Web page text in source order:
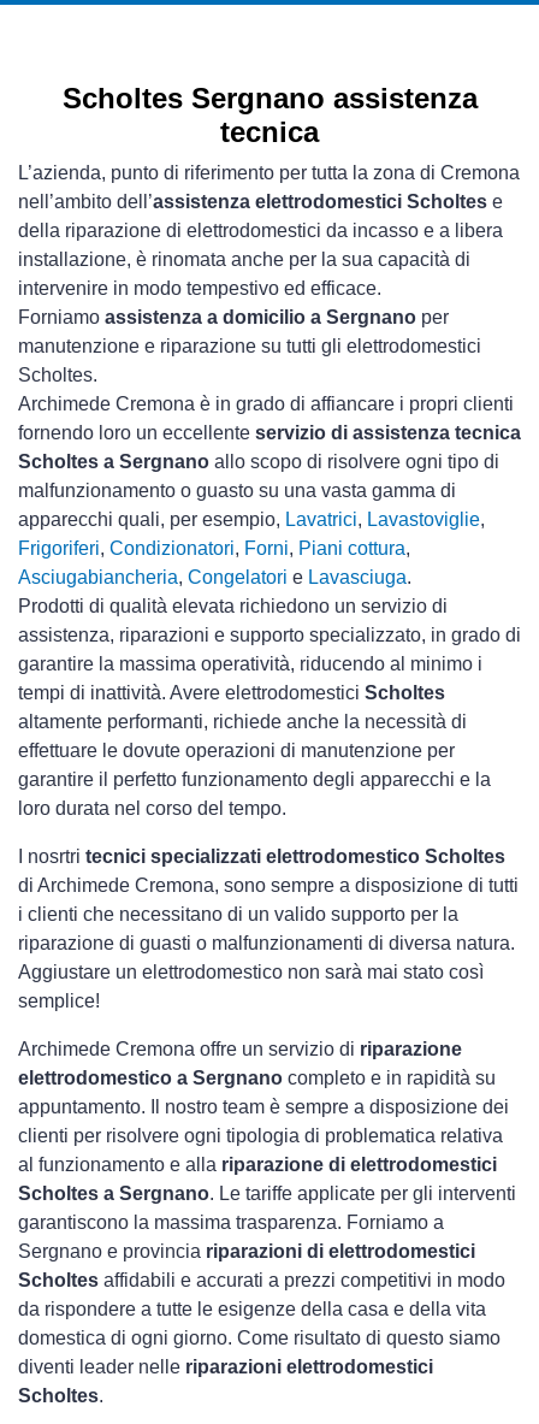
Scholtes Sergnano assistenza
tecnica
L’azienda, punto di riferimento per tutta la zona di Cremona
nell’ambito dell’assistenza elettrodomestici Scholtes e
della riparazione di elettrodomestici da incasso e a libera
installazione, è rinomata anche per la sua capacità di
intervenire in modo tempestivo ed efficace.
Forniamo assistenza a domicilio a Sergnano per
manutenzione e riparazione su tutti gli elettrodomestici
Scholtes.
Archimede Cremona è in grado di affiancare i propri clienti
fornendo loro un eccellente servizio di assistenza tecnica
Scholtes a Sergnano allo scopo di risolvere ogni tipo di
malfunzionamento o guasto su una vasta gamma di
apparecchi quali, per esempio, Lavatrici, Lavastoviglie,
Frigoriferi, Condizionatori, Forni, Piani cottura,
Asciugabiancheria, Congelatori e Lavasciuga.
Prodotti di qualità elevata richiedono un servizio di
assistenza, riparazioni e supporto specializzato, in grado di
garantire la massima operatività, riducendo al minimo i
tempi di inattività. Avere elettrodomestici Scholtes
altamente performanti, richiede anche la necessità di
effettuare le dovute operazioni di manutenzione per
garantire il perfetto funzionamento degli apparecchi e la
loro durata nel corso del tempo.
I nosrtri tecnici specializzati elettrodomestico Scholtes
di Archimede Cremona, sono sempre a disposizione di tutti
i clienti che necessitano di un valido supporto per la
riparazione di guasti o malfunzionamenti di diversa natura.
Aggiustare un elettrodomestico non sarà mai stato così
semplice!
Archimede Cremona offre un servizio di riparazione
elettrodomestico a Sergnano completo e in rapidità su
appuntamento. Il nostro team è sempre a disposizione dei
clienti per risolvere ogni tipologia di problematica relativa
al funzionamento e alla riparazione di elettrodomestici
Scholtes a Sergnano. Le tariffe applicate per gli interventi
garantiscono la massima trasparenza. Forniamo a
Sergnano e provincia riparazioni di elettrodomestici
Scholtes affidabili e accurati a prezzi competitivi in modo
da rispondere a tutte le esigenze della casa e della vita
domestica di ogni giorno. Come risultato di questo siamo
diventi leader nelle riparazioni elettrodomestici
Scholtes.